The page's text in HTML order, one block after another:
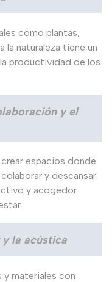
como plantas,
la naturaleza tiene un
productividad de los
y el
espacios donde
y descansar.
y acogedor
la acústica
materiales con